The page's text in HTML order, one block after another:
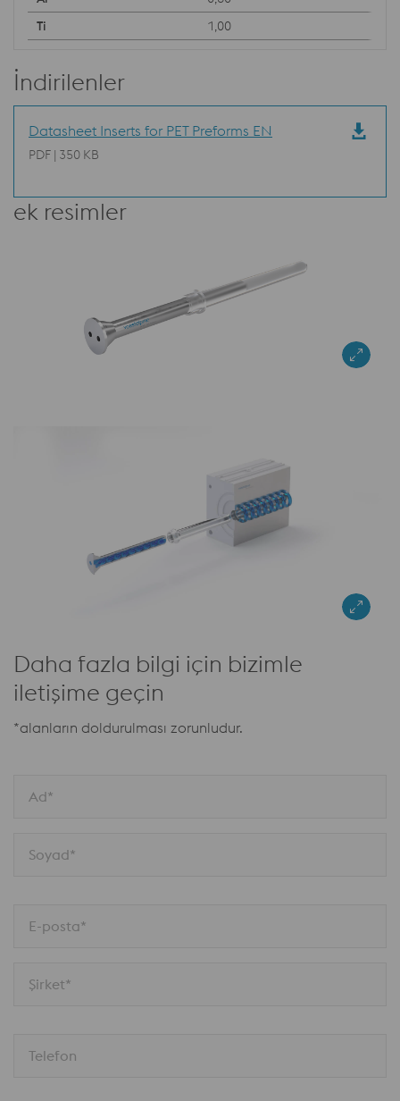
1,00
İndirilenler
Datasheet Inserts for PET Preforms EN
PDF | 350 KB
ek resimler
Daha fazla bilgi için bizimle
iletişime geçin
*alanların doldurulması zorunludur.
Ad*
Soyad*
E-posta*
Şirket*
Telefon